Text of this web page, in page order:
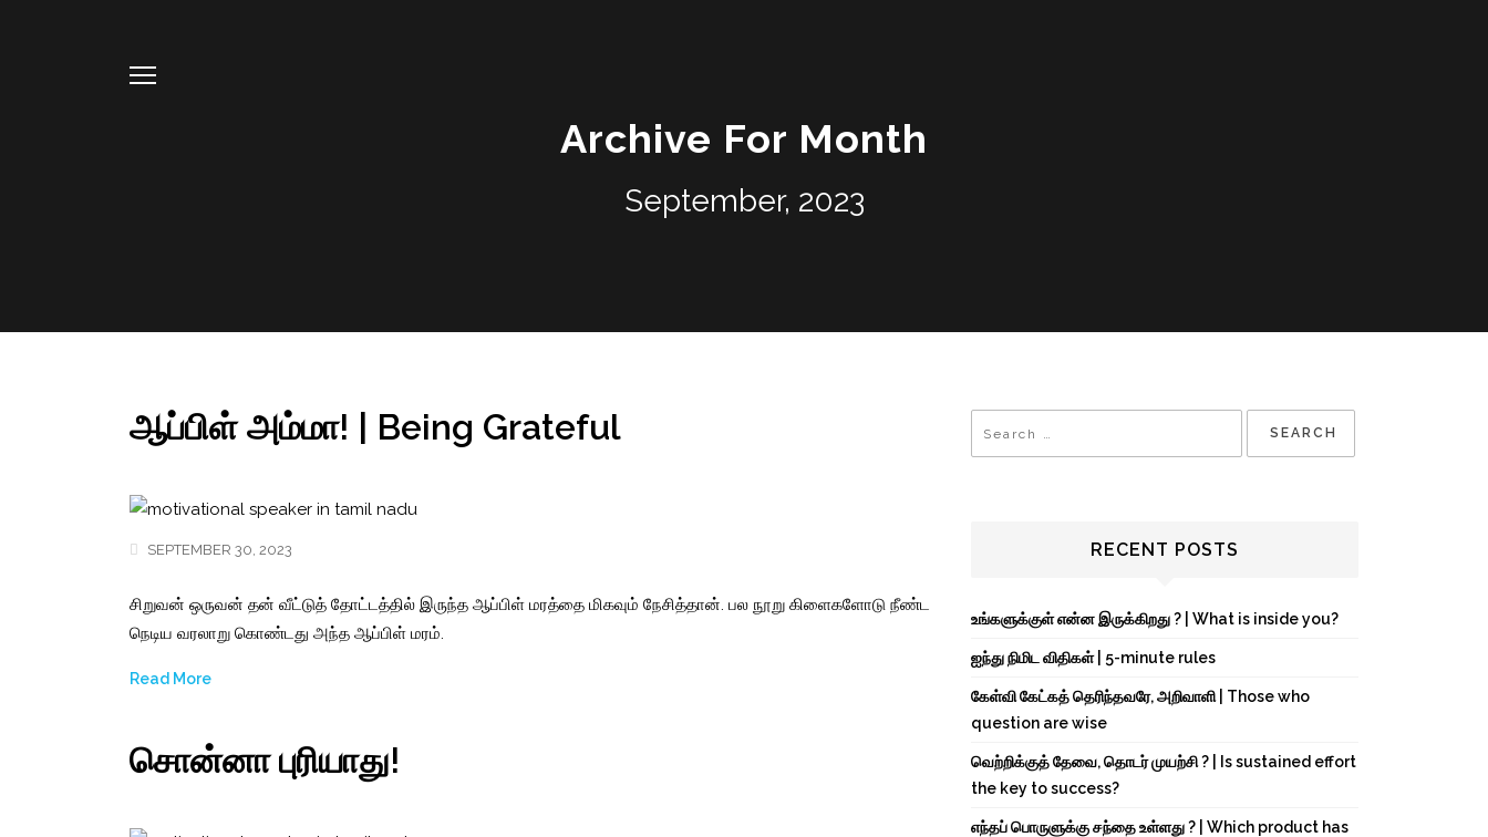
Archive For Month
September, 2023
ஆப்பிள் அம்மா! | Being Grateful
SEPTEMBER 30, 2023
சிறுவன் ஒருவன் தன் வீட்டுத் தோட்டத்தில் இருந்த ஆப்பிள் மரத்தை மிகவும் நேசித்தான். பல நூறு கிளைகளோடு நீண்ட
நெடிய வரலாறு கொண்டது அந்த ஆப்பிள் மரம்.
Read More
சொன்னா புரியாது!
RECENT POSTS
உங்களுக்குள் என்ன இருக்கிறது ? | What is inside you?
ஐந்து நிமிட விதிகள் | 5-minute rules
கேள்வி கேட்கத் தெரிந்தவரே, அறிவாளி | Those who
question are wise
வெற்றிக்குத் தேவை, தொடர் முயற்சி ? | Is sustained effort
the key to success?
எந்தப் பொருளுக்கு சந்தை உள்ளது ? | Which product has